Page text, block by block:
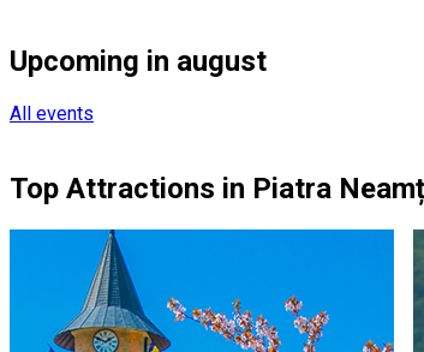
Upcoming in august
All events
Top Attractions in Piatra Neamț